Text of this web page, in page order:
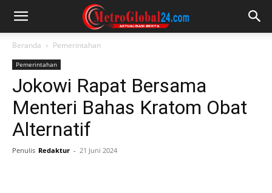
Beranda Pemerintahan
Pemerintahan
Jokowi Rapat Bersama
Menteri Bahas Kratom Obat
Alternatif
Penulis Redaktur - 21 Juni 2024